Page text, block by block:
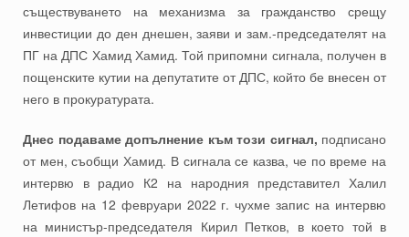
съществуването на механизма за гражданство срещу
инвестиции до ден днешен, заяви и зам.-председателят на
ПГ на ДПС Хамид Хамид. Той припомни сигнала, получен в
пощенските кутии на депутатите от ДПС, който бе внесен от
него в прокуратурата.
Днес подаваме допълнение към този сигнал, подписано
от мен, съобщи Хамид. В сигнала се казва, че по време на
интервю в радио К2 на народния представител Халил
Летифов на 12 февруари 2022 г. чухме запис на интервю
на министър-председателя Кирил Петков, в което той в